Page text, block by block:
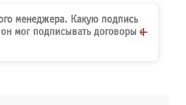
менеджера. Какую подпись
мог подписывать договоры с